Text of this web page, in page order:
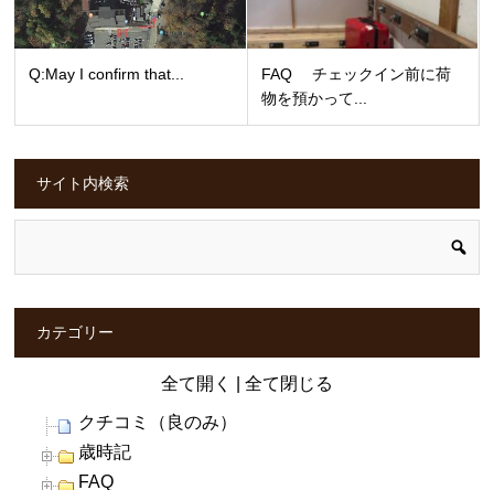
Q:May I confirm that...
FAQ チェックイン前に荷
物を預かって...
サイト内検索
カテゴリー
全て開く 全て閉じる
クチコミ（良のみ）
歳時記
FAQ